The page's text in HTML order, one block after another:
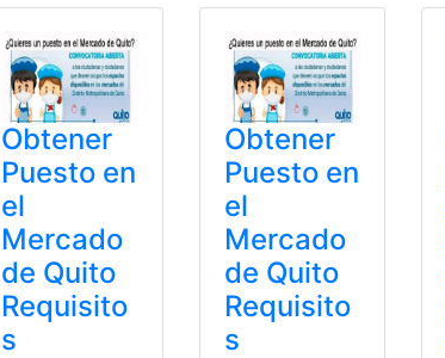
Obtener
Puesto en
el
Mercado
de Quito
Requisito
s
Obtener
Puesto en
el
Mercado
de Quito
Requisito
s